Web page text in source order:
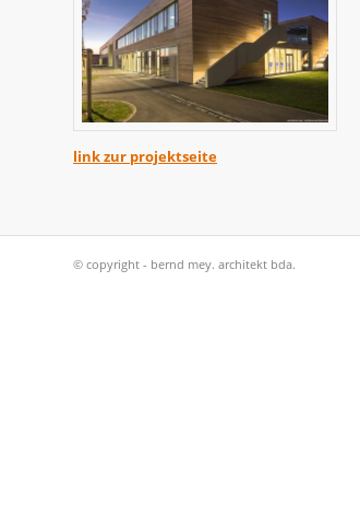
link zur projektseite
© copyright - bernd mey. architekt bda.